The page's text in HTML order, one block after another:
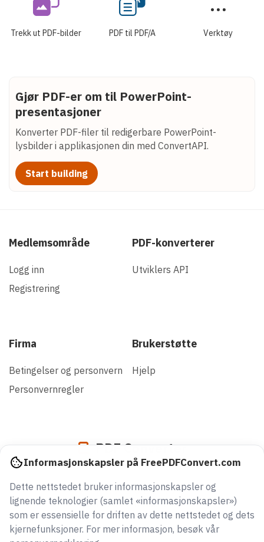
Trekk ut PDF-bilder PDF til PDF/A Verktøy
Gjør PDF-er om til PowerPoint-
presentasjoner
Konverter PDF-filer til redigerbare PowerPoint-
lysbilder i applikasjonen din med ConvertAPI.
Start building
Medlemsområde
Logg inn
Registrering
PDF-konverterer
Utviklers API
Firma
Betingelser og personvern
Personvernregler
Brukerstøtte
Hjelp
PDF Converter
942321082427
filer konvertert siden 2005
Informasjonskapsler på FreePDFConvert.com
Dette nettstedet bruker informasjonskapsler og
lignende teknologier (samlet «informasjonskapsler»)
som er essensielle for driften av dette nettstedet og dets
kjernefunksjoner. For mer informasjon, besøk vår